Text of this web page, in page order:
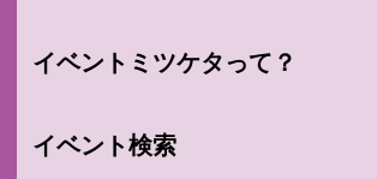
イベントミツケタって？
イベント検索